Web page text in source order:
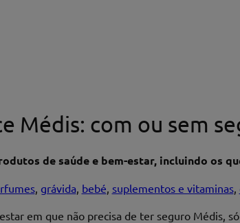
Médis: com ou sem
de saúde e bem-estar, incluindo os
, grávida, bebé, suplementos e vitaminas,
em que não precisa de ter seguro Médis,